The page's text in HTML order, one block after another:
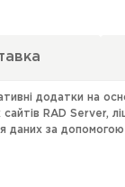
додатки на
RAD Server,
даних за